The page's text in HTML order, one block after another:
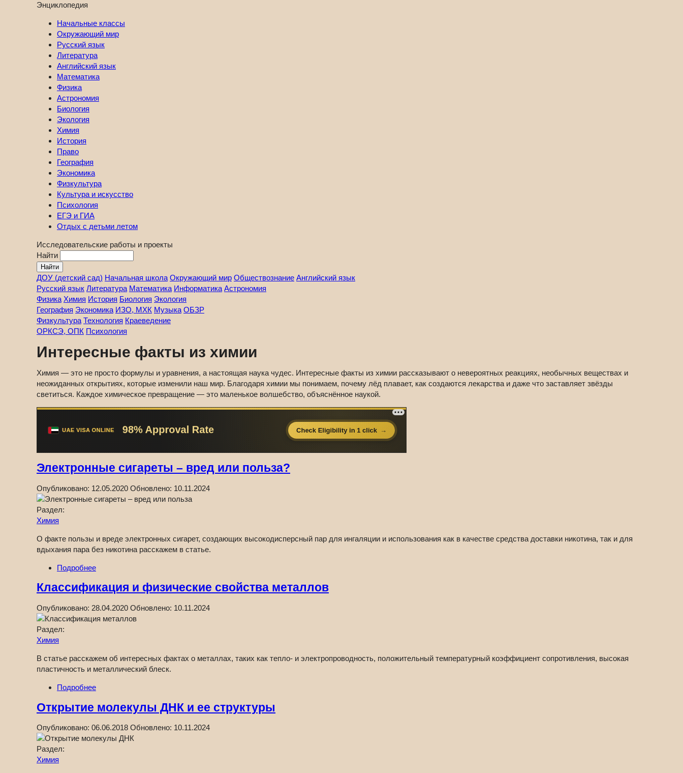
Энциклопедия
Начальные классы
Окружающий мир
Русский язык
Литература
Английский язык
Математика
Физика
Астрономия
Биология
Экология
Химия
История
Право
География
Экономика
Физкультура
Культура и искусство
Психология
ЕГЭ и ГИА
Отдых с детьми летом
Исследовательские работы и проекты
Найти
ДОУ (детский сад) Начальная школа Окружающий мир Обществознание Английский язык
Русский язык Литература Математика Информатика Астрономия
Физика Химия История Биология Экология
География Экономика ИЗО, МХК Музыка ОБЗР
Физкультура Технология Краеведение
ОРКСЭ, ОПК Психология
Интересные факты из химии
Химия — это не просто формулы и уравнения, а настоящая наука чудес. Интересные факты из химии рассказывают о невероятных реакциях, необычных веществах и
неожиданных открытиях, которые изменили наш мир. Благодаря химии мы понимаем, почему лёд плавает, как создаются лекарства и даже что заставляет звёзды
светиться. Каждое химическое превращение — это маленькое волшебство, объяснённое наукой.
Электронные сигареты – вред или польза?
Опубликовано: 12.05.2020 Обновлено: 10.11.2024
Раздел:
Химия
О факте пользы и вреде электронных сигарет, создающих высокодисперсный пар для ингаляции и использования как в качестве средства доставки никотина, так и для
вдыхания пара без никотина расскажем в статье.
Подробнее
Классификация и физические свойства металлов
Опубликовано: 28.04.2020 Обновлено: 10.11.2024
Раздел:
Химия
В статье расскажем об интересных фактах о металлах, таких как тепло- и электропроводность, положительный температурный коэффициент сопротивления, высокая
пластичность и металлический блеск.
Подробнее
Открытие молекулы ДНК и ее структуры
Опубликовано: 06.06.2018 Обновлено: 10.11.2024
Раздел:
Химия